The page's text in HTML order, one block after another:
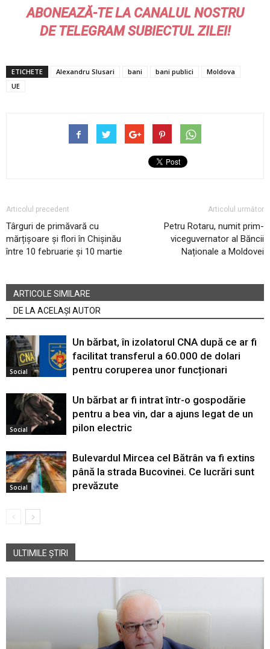
ABONEAZĂ-TE LA CANALUL NOSTRU
DETELEGRAMSUBIECTUL ZILEI!
ETICHETE Alexandru Slusari bani bani publici
Moldova
UE
Articolul precedent
Târguri de primăvară cu
mărțișoare și flori în Chișinău
între 10 februarie și 10 martie
Articolul următor
Petru Rotaru, numit prim-
viceguvernator al Băncii
Naționale a Moldovei
ARTICOLE SIMILARE
DE LA ACELAȘI AUTOR
Social
Un bărbat, în izolatorul CNA după ce ar fi
facilitat transferul a 60.000 de dolari
pentru coruperea unor funcționari
Social
Un bărbat ar fi intrat într-o gospodărie
pentru a bea vin, dar a ajuns legat de un
pilon electric
Social
Bulevardul Mircea cel Bătrân va fi extins
până la strada Bucovinei. Ce lucrări sunt
prevăzute
ULTIMILE ȘTIRI